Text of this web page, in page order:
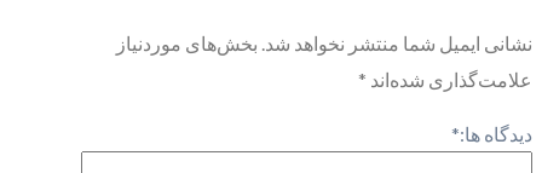
نشانی ایمیل شما منتشر نخواهد شد. بخش‌های موردنیاز
علامت‌گذاری شده‌اند *
دیدگاه ها:*